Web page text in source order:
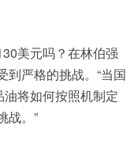
美元吗？在林伯强
到严格的挑战。“当国
将如何按照机制定
战。”